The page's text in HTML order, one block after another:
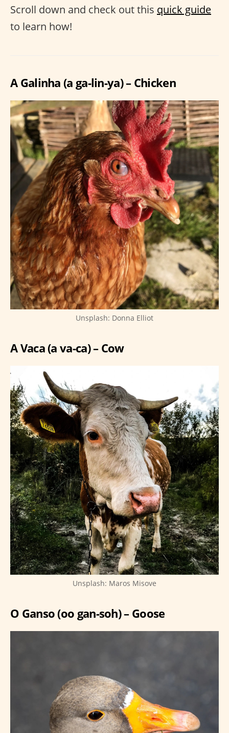
Scroll down and check out this quick guide
to learn how!
A Galinha (a ga-lin-ya) – Chicken
Unsplash: Donna Elliot
A Vaca (a va-ca) – Cow
Unsplash: Maros Misove
O Ganso (oo gan-soh) – Goose